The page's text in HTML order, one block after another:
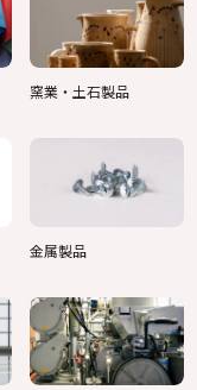
窯業・土石製品
金属製品